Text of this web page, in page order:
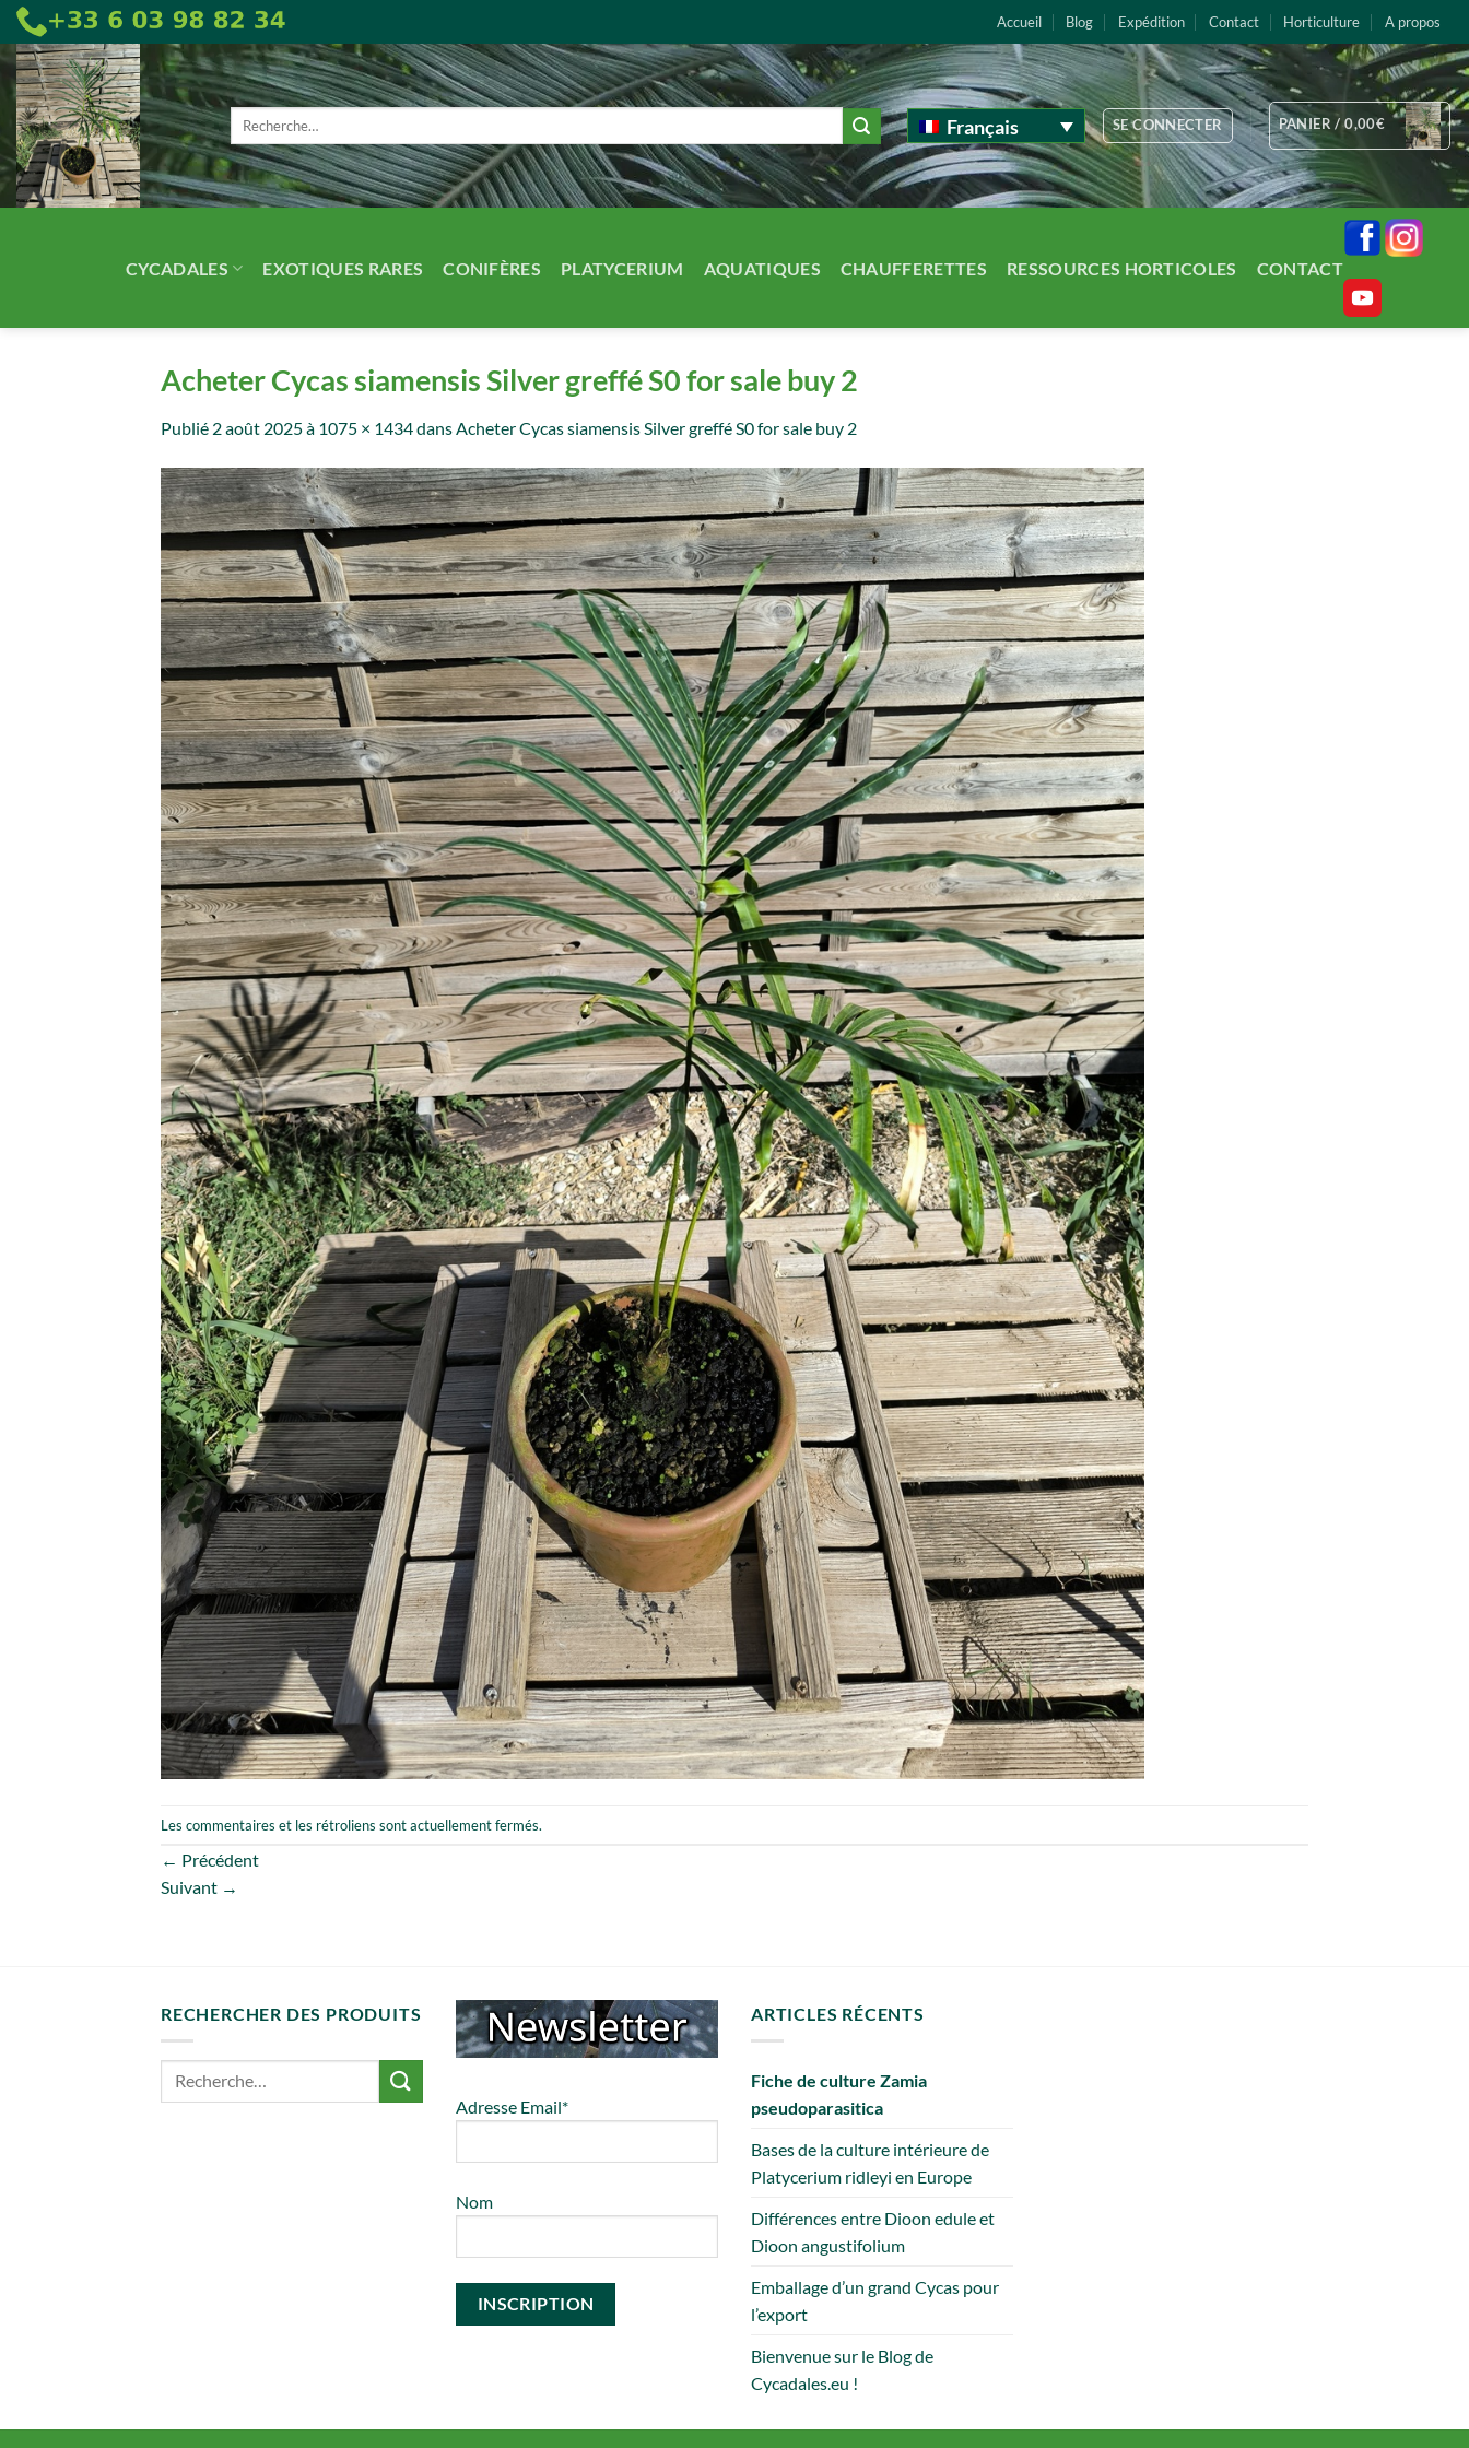
Passer
au
contenu
Accueil Blog Expédition Contact Horticulture A propos
Recherche
pour :
Français SE CONNECTER PANIER /0,00€
CYCADALES EXOTIQUES RARES CONIFÈRES PLATYCERIUM AQUATIQUES CHAUFFERETTES RESSOURCES HORTICOLES CONTACT
Acheter Cycas siamensis Silver greffé S0 for sale buy 2
Publié 2 août 2025à 1075 × 1434dans Acheter Cycas siamensis Silver greffé S0 for sale buy 2
Les commentaires et les rétroliens sont actuellement fermés.
← Précédent
Suivant →
RECHERCHER DES PRODUITS
Adresse Email*
Nom
ARTICLES RÉCENTS
Fiche de culture Zamia
pseudoparasitica
Bases de la culture intérieure de
Platycerium ridleyi en Europe
Différences entre Dioon edule et
Dioon angustifolium
Emballage d’un grand Cycas pour
l’export
Bienvenue sur le Blog de
Cycadales.eu !